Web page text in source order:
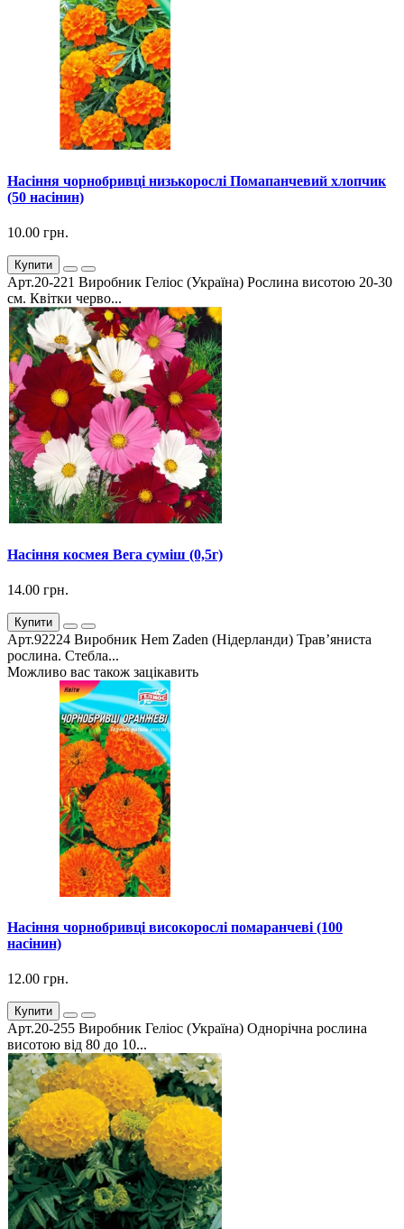
Насіння чорнобривці низькорослі Помапанчевий хлопчик
(50 насінин)
10.00 грн.
Купити
Арт.20-221 Виробник Геліос (Україна) Рослина висотою 20-30
см. Квітки черво...
Насіння космея Вега суміш (0,5г)
14.00 грн.
Купити
Арт.92224 Виробник Hem Zaden (Нідерланди) Трав’яниста
рослина. Стебла...
Можливо вас також зацікавить
Насіння чорнобривці високорослі помаранчеві (100
насінин)
12.00 грн.
Купити
Арт.20-255 Виробник Геліос (Україна) Однорічна рослина
висотою від 80 до 10...